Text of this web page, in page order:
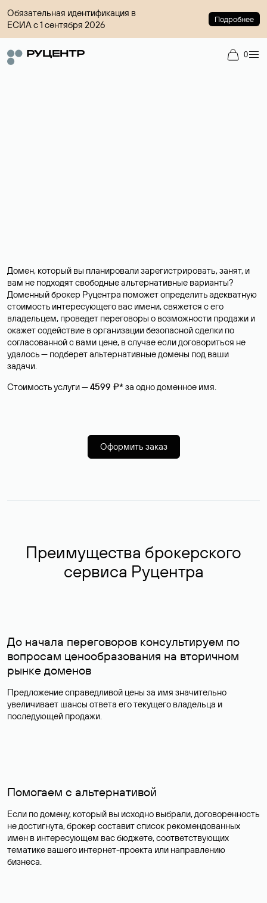
Обязательная идентификация в
ЕСИА с 1 сентября 2026
Подробнее
0
Домен, который вы планировали зарегистрировать, занят, и
вам не подходят свободные альтернативные варианты?
Доменный брокер Руцентра поможет определить адекватную
стоимость интересующего вас имени, свяжется с его
владельцем, проведет переговоры о возможности продажи и
окажет содействие в организации безопасной сделки по
согласованной с вами цене, в случае если договориться не
удалось — подберет альтернативные домены под ваши
задачи.
Стоимость услуги —4599 ₽*за одно доменное имя.
Оформить заказ
Преимущества брокерского
сервиса Руцентра
До начала переговоров консультируем по
вопросам ценообразования на вторичном
рынке доменов
Предложение справедливой цены за имя значительно
увеличивает шансы ответа его текущего владельца и
последующей продажи.
Помогаем с альтернативой
Если по домену, который вы исходно выбрали, договоренность
не достигнута, брокер составит список рекомендованных
имен в интересующем вас бюджете, соответствующих
тематике вашего интернет-проекта или направлению
бизнеса.